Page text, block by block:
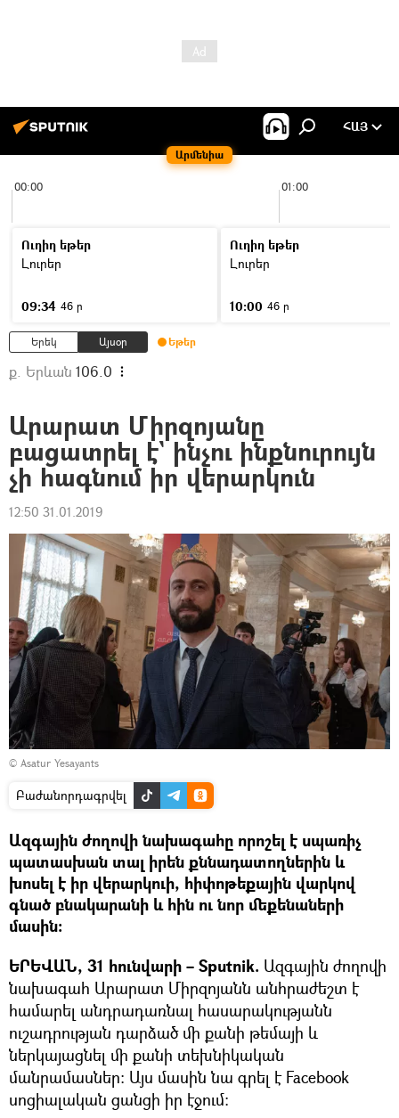
Արմենիա
ՀԱՅ
00:00 01:00
Ուղիղ եթեր
Լուրեր
09:34 46 ր
Ուղիղ եթեր
Լուրեր
10:00 46 ր
Երեկ Այսօր Եթեր
ք. Երևան 106.0
Արարատ Միրզոյանը
բացատրել է` ինչու ինքնուրույն
չի հագնում իր վերարկուն
12:50 31.01.2019
© Asatur Yesayants
Բաժանորդագրվել
Ազգային ժողովի նախագահը որոշել է սպառիչ
պատասխան տալ իրեն քննադատողներին և
խոսել է իր վերարկուի, հիփոթեքային վարկով
գնած բնակարանի և հին ու նոր մեքենաների
մասին։
ԵՐԵՎԱՆ, 31 հունվարի – Sputnik. Ազգային ժողովի
նախագահ Արարատ Միրզոյանն անհրաժեշտ է
համարել անդրադառնալ հասարակությանն
ուշադրության դարձած մի քանի թեմայի և
ներկայացնել մի քանի տեխնիկական
մանրամասներ։ Այս մասին նա գրել է Facebook
սոցիալական ցանցի իր էջում։